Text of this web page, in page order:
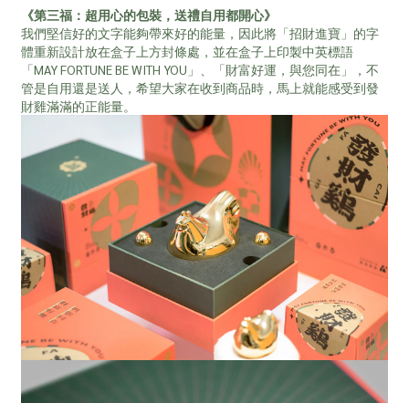
《第三福：超用心的包裝，送禮自用都開心》
我們堅信好的文字能夠帶來好的能量，因此將「招財進寶」的字
體重新設計放在盒子上方封條處，並在盒子上印製中英標語
「MAY FORTUNE BE WITH YOU」、「財富好運，與您同在」，不
管是自用還是送人，希望大家在收到商品時，馬上就能感受到發
財雞滿滿的正能量。